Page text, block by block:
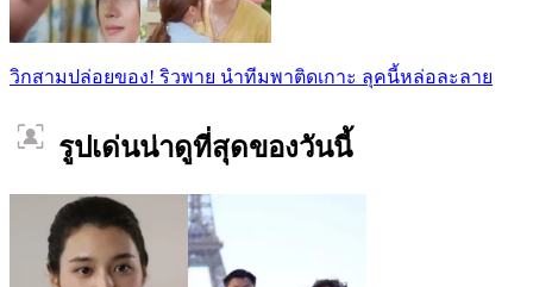
วิกสามปล่อยของ! ริวพาย นำทีมพาติดเกาะ ลุคนี้หล่อละลาย
รูปเด่นน่าดูที่สุดของวันนี้